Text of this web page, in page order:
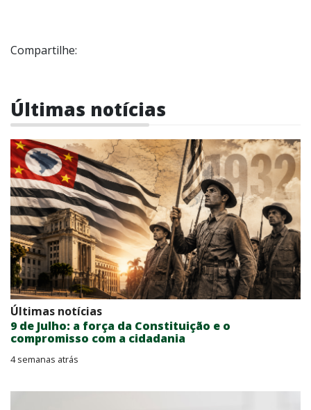
Compartilhe:
Últimas notícias
Últimas notícias
9 de Julho: a força da Constituição e o
compromisso com a cidadania
4 semanas atrás